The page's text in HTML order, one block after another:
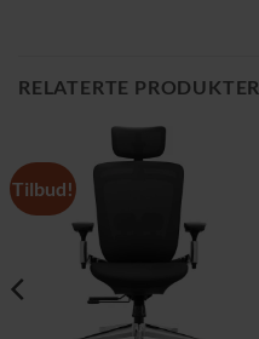
RELATERTE PRODUKTER
Tilbud!